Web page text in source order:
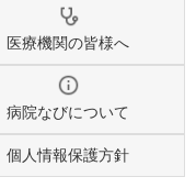
医療機関の皆様へ
病院なびについて
個人情報保護方針